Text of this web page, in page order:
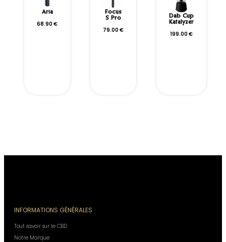
Aria
68.90 €
Focus
S Pro
79.00 €
Dab Cup
Katalyzer
199.00 €
INFORMATIONS GÉNÉRALES
Tout savoir sur le CBD
Notre Marque